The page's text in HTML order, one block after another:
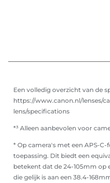
Een volledig overzicht van de
https://www.canon.nl/lenses/
lens/specifications
*³ Alleen aanbevolen voor
* Op camera's met een APS-
toepassing. Dit biedt een
betekent dat de 24-105mm op
die gelijk is aan een 38.4-